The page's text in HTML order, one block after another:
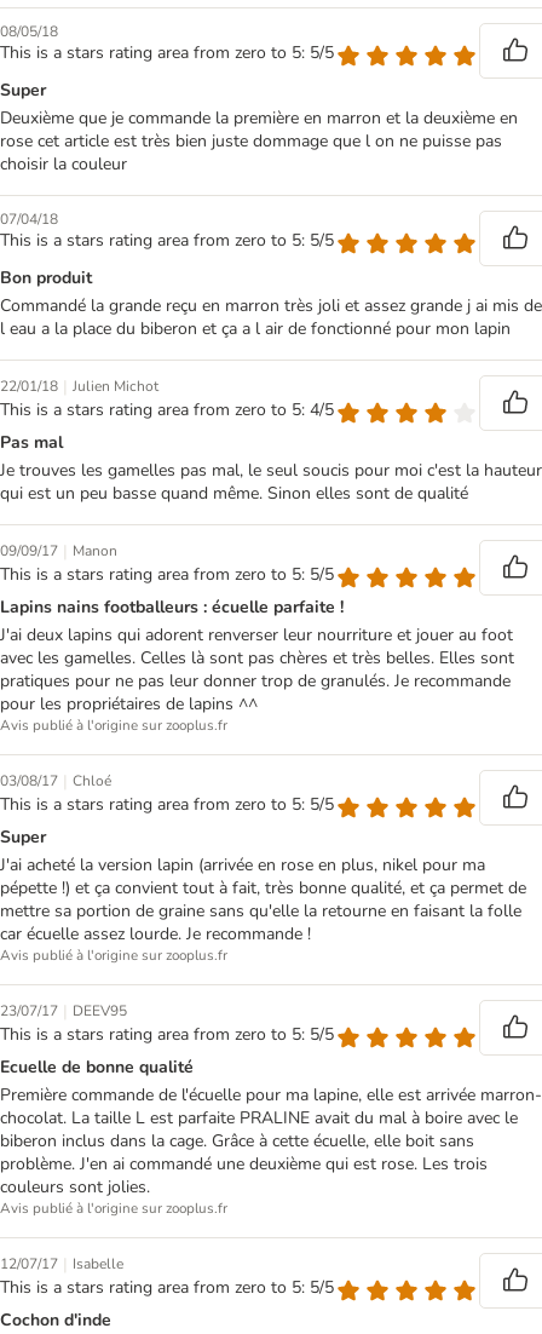
08/05/18
This is a stars rating area from zero to 5: 5/5
Super
Deuxième que je commande la première en marron et la deuxième en
rose cet article est très bien juste dommage que l on ne puisse pas
choisir la couleur
07/04/18
This is a stars rating area from zero to 5: 5/5
Bon produit
Commandé la grande reçu en marron très joli et assez grande j ai mis de
l eau a la place du biberon et ça a l air de fonctionné pour mon lapin
22/01/18 | Julien Michot
This is a stars rating area from zero to 5: 4/5
Pas mal
Je trouves les gamelles pas mal, le seul soucis pour moi c'est la hauteur
qui est un peu basse quand même. Sinon elles sont de qualité
09/09/17 | Manon
This is a stars rating area from zero to 5: 5/5
Lapins nains footballeurs : écuelle parfaite !
J'ai deux lapins qui adorent renverser leur nourriture et jouer au foot
avec les gamelles. Celles là sont pas chères et très belles. Elles sont
pratiques pour ne pas leur donner trop de granulés. Je recommande
pour les propriétaires de lapins ^^
Avis publié à l'origine sur zooplus.fr
03/08/17 | Chloé
This is a stars rating area from zero to 5: 5/5
Super
J'ai acheté la version lapin (arrivée en rose en plus, nikel pour ma
pépette !) et ça convient tout à fait, très bonne qualité, et ça permet de
mettre sa portion de graine sans qu'elle la retourne en faisant la folle
car écuelle assez lourde. Je recommande !
Avis publié à l'origine sur zooplus.fr
23/07/17 | DEEV95
This is a stars rating area from zero to 5: 5/5
Ecuelle de bonne qualité
Première commande de l'écuelle pour ma lapine, elle est arrivée marron-
chocolat. La taille L est parfaite PRALINE avait du mal à boire avec le
biberon inclus dans la cage. Grâce à cette écuelle, elle boit sans
problème. J'en ai commandé une deuxième qui est rose. Les trois
couleurs sont jolies.
Avis publié à l'origine sur zooplus.fr
12/07/17 | Isabelle
This is a stars rating area from zero to 5: 5/5
Cochon d'inde